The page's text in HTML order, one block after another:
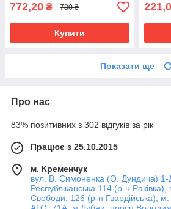
772,20 ₴ 780 ₴
Купити
Показати ще
Про нас
83% позитивних з 302 відгуків за рік
Працює з 25.10.2015
м. Кременчук
вул. В. Симоненка (О. Дундича)
Республіканська 114 (р-н
Свободи, 126 (р-н Гвардійська), м.